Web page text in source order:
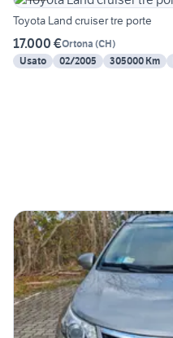
Toyota Land cruiser tre porte
17.000 €Ortona (CH)
Usato
02/2005 305000 Km